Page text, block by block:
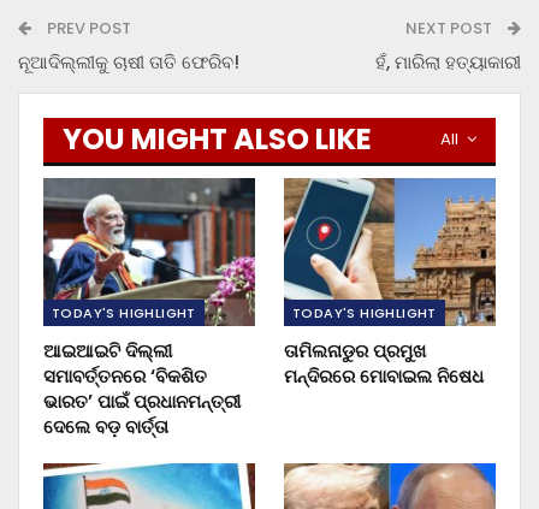
PREV POST
ନୂଆଦିଲ୍ଲୀକୁ ଚାଷୀ ତାତି ଫେରିବ!
NEXT POST
ହଁ, ମାରିଲା ହତ୍ୟାକାରୀ
All
YOU MIGHT ALSO LIKE
TODAY'S HIGHLIGHT
ଆଇଆଇଟି ଦିଲ୍ଲୀ
ସମାବର୍ତ୍ତନରେ ‘ବିକଶିତ
ଭାରତ’ ପାଇଁ ପ୍ରଧାନମନ୍ତ୍ରୀ
ଦେଲେ ବଡ଼ ବାର୍ତ୍ତା
TODAY'S HIGHLIGHT
ତାମିଲନାଡୁର ପ୍ରମୁଖ
ମନ୍ଦିରରେ ମୋବାଇଲ ନିଷେଧ